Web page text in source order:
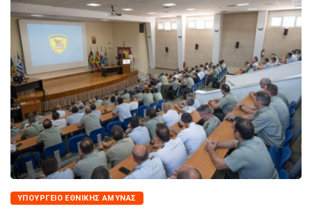
ΥΠΟΥΡΓΕΊΟ ΕΘΝΙΚΉΣ ΆΜΥΝΑΣ